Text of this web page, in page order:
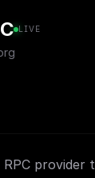
LIVE
RPC provider